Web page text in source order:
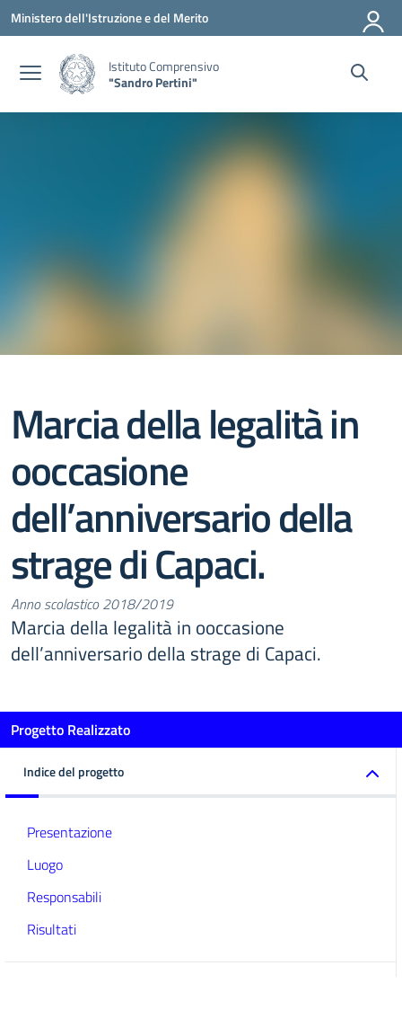
Vai ai contenuti
Vai al menu di navigazione
Vai al footer
Ministero dell'Istruzione e del Merito
Istituto Comprensivo
"Sandro Pertini"
Marcia della legalità in
ooccasione
dell’anniversario della
strage di Capaci.
Anno scolastico 2018/2019
Marcia della legalità in ooccasione
dell’anniversario della strage di Capaci.
Progetto Realizzato
Indice del progetto
Presentazione
Luogo
Responsabili
Risultati